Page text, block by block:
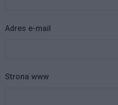
Adres e-mail
Strona www